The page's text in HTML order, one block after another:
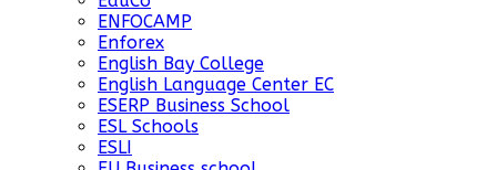
ENFOCAMP
Enforex
English Bay College
English Language Center EC
ESERP Business School
ESL Schools
ESLI